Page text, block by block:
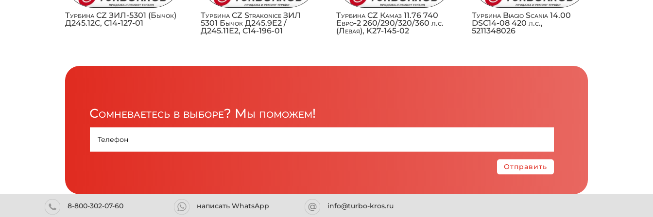
Турбина CZ ЗИЛ-5301 (Бычок)
Д245.12С, C14-127-01
Турбина CZ Strakonice ЗИЛ
5301 Бычок Д245.9Е2 /
Д245.11Е2, C14-196-01
Турбина CZ Камаз 11.76 740
Евро-2 260/290/320/360 л.с.
(Левая), K27-145-02
Турбина Biagio Scania 14.00
DSC14-08 420 л.с.,
5211348026
Сомневаетесь в выборе? Мы поможем!
Отправить
8-800-302-07-60 написать WhatsApp info@turbo-kros.ru